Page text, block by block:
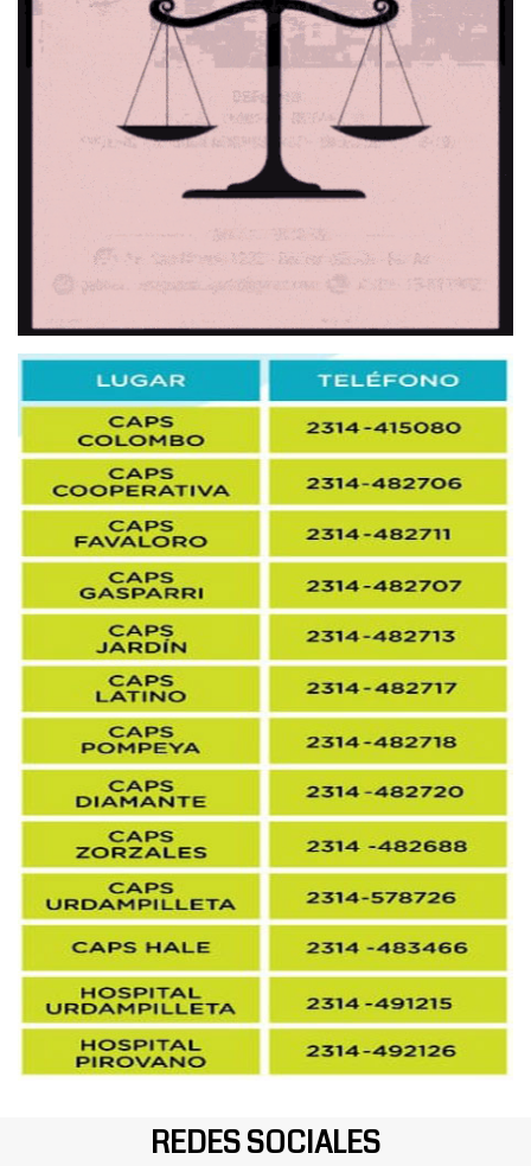
REDES SOCIALES